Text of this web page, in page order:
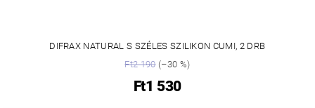
DIFRAX NATURAL S SZÉLES SZILIKON CUMI, 2 DRB
Ft2 190(–30 %)
Ft1 530